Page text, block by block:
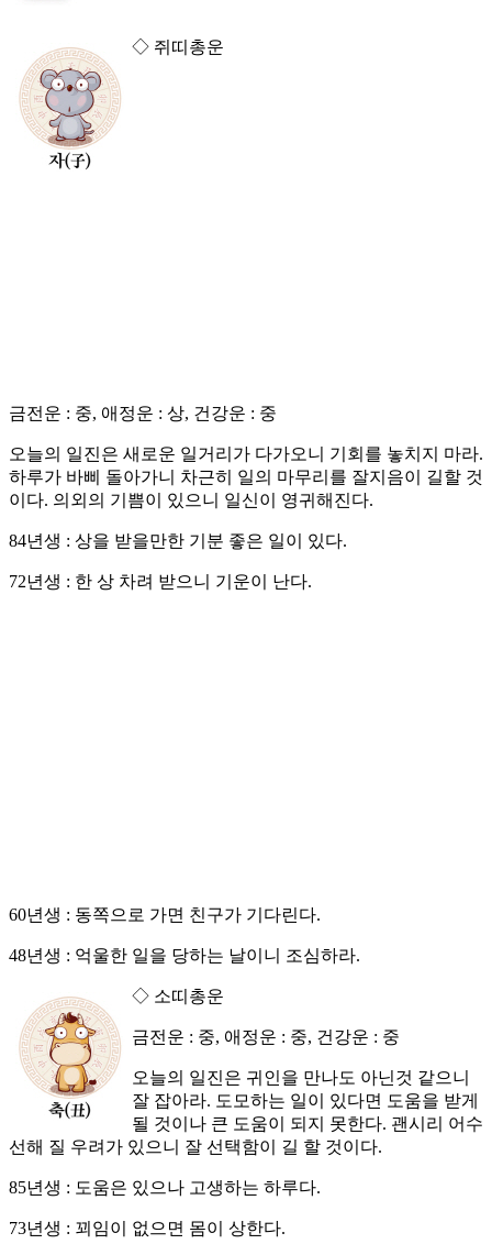
◇ 쥐띠총운
금전운 : 중, 애정운 : 상, 건강운 : 중
오늘의 일진은 새로운 일거리가 다가오니 기회를 놓치지 마라.
하루가 바삐 돌아가니 차근히 일의 마무리를 잘지음이 길할 것
이다. 의외의 기쁨이 있으니 일신이 영귀해진다.
84년생 : 상을 받을만한 기분 좋은 일이 있다.
72년생 : 한 상 차려 받으니 기운이 난다.
60년생 : 동쪽으로 가면 친구가 기다린다.
48년생 : 억울한 일을 당하는 날이니 조심하라.
◇ 소띠총운
금전운 : 중, 애정운 : 중, 건강운 : 중
오늘의 일진은 귀인을 만나도 아닌것 같으니
잘 잡아라. 도모하는 일이 있다면 도움을 받게
될 것이나 큰 도움이 되지 못한다. 괜시리 어수
선해 질 우려가 있으니 잘 선택함이 길 할 것이다.
85년생 : 도움은 있으나 고생하는 하루다.
73년생 : 꾀임이 없으면 몸이 상한다.